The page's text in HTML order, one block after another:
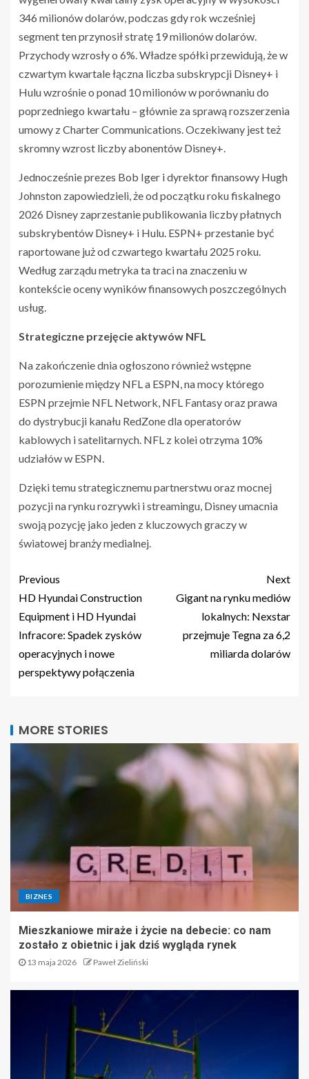
346 milionów dolarów, podczas gdy rok wcześniej
segment ten przynosił stratę 19 milionów dolarów.
Przychody wzrosły o 6%. Władze spółki przewidują, że w
czwartym kwartale łączna liczba subskrypcji Disney+ i
Hulu wzrośnie o ponad 10 milionów w porównaniu do
poprzedniego kwartału – głównie za sprawą rozszerzenia
umowy z Charter Communications. Oczekiwany jest też
skromny wzrost liczby abonentów Disney+.
Jednocześnie prezes Bob Iger i dyrektor finansowy Hugh
Johnston zapowiedzieli, że od początku roku fiskalnego
2026 Disney zaprzestanie publikowania liczby płatnych
subskrybentów Disney+ i Hulu. ESPN+ przestanie być
raportowane już od czwartego kwartału 2025 roku.
Według zarządu metryka ta traci na znaczeniu w
kontekście oceny wyników finansowych poszczególnych
usług.
Strategiczne przejęcie aktywów NFL
Na zakończenie dnia ogłoszono również wstępne
porozumienie między NFL a ESPN, na mocy którego
ESPN przejmie NFL Network, NFL Fantasy oraz prawa
do dystrybucji kanału RedZone dla operatorów
kablowych i satelitarnych. NFL z kolei otrzyma 10%
udziałów w ESPN.
Dzięki temu strategicznemu partnerstwu oraz mocnej
pozycji na rynku rozrywki i streamingu, Disney umacnia
swoją pozycję jako jeden z kluczowych graczy w
światowej branży medialnej.
Previous
HD Hyundai Construction
Equipment i HD Hyundai
Infracore: Spadek zysków
operacyjnych i nowe
perspektywy połączenia
Next
Gigant na rynku mediów
lokalnych: Nexstar
przejmuje Tegna za 6,2
miliarda dolarów
MORE STORIES
BIZNES
Mieszkaniowe miraże i życie na debecie: co nam
zostało z obietnic i jak dziś wygląda rynek
13 maja 2026 Paweł Zieliński